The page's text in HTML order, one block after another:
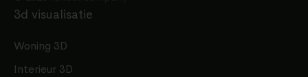
3d visualisatie
Woning 3D
Interieur 3D